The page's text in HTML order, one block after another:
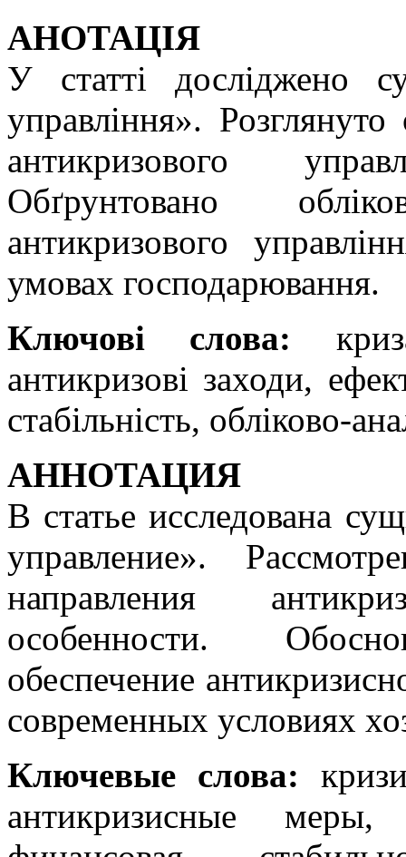
АНОТАЦІЯ
У статті досліджено
управління».
антикризового
Обґрунтовано
антикризового
умовах господарювання.
Ключові слова:
антикризові заходи,
стабільність, обліково-
АННОТАЦИЯ
В статье исследована
управление».
направления
особенности.
обеспечение
современных условиях
Ключевые слова:
антикризисные меры,